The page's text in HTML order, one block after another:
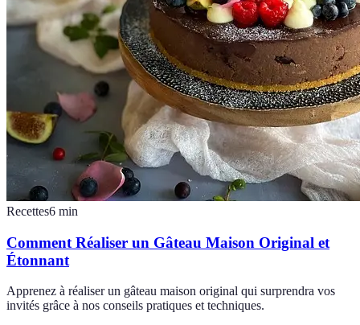
Recettes6 min
Comment Réaliser un Gâteau Maison Original et
Étonnant
Apprenez à réaliser un gâteau maison original qui surprendra vos
invités grâce à nos conseils pratiques et techniques.